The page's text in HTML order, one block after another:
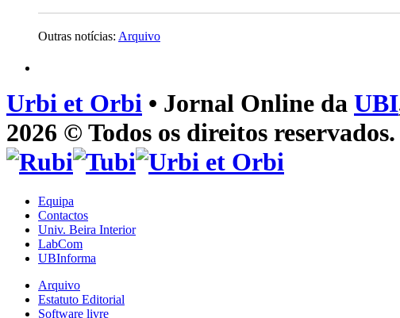
Outras notícias: Arquivo
Urbi et Orbi • Jornal Online da UBI
2026 © Todos os direitos reservados.
Equipa
Contactos
Univ. Beira Interior
LabCom
UBInforma
Arquivo
Estatuto Editorial
Software livre